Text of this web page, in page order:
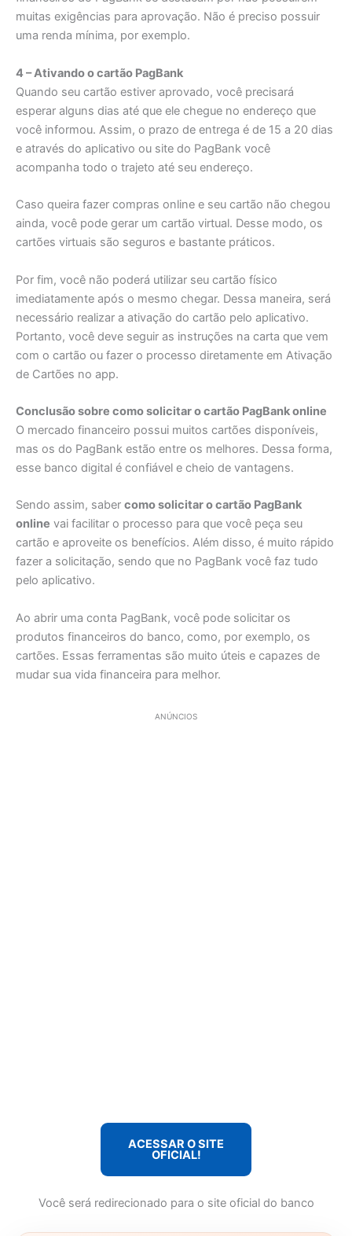
muitas exigências para aprovação. Não é preciso possuir
uma renda mínima, por exemplo.
4 – Ativando o cartão PagBank
Quando seu cartão estiver aprovado, você precisará
esperar alguns dias até que ele chegue no endereço que
você informou. Assim, o prazo de entrega é de 15 a 20 dias
e através do aplicativo ou site do PagBank você
acompanha todo o trajeto até seu endereço.
Caso queira fazer compras online e seu cartão não chegou
ainda, você pode gerar um cartão virtual. Desse modo, os
cartões virtuais são seguros e bastante práticos.
Por fim, você não poderá utilizar seu cartão físico
imediatamente após o mesmo chegar. Dessa maneira, será
necessário realizar a ativação do cartão pelo aplicativo.
Portanto, você deve seguir as instruções na carta que vem
com o cartão ou fazer o processo diretamente em Ativação
de Cartões no app.
Conclusão sobre como solicitar o cartão PagBank online
O mercado financeiro possui muitos cartões disponíveis,
mas os do PagBank estão entre os melhores. Dessa forma,
esse banco digital é confiável e cheio de vantagens.
Sendo assim, saber como solicitar o cartão PagBank
online vai facilitar o processo para que você peça seu
cartão e aproveite os benefícios. Além disso, é muito rápido
fazer a solicitação, sendo que no PagBank você faz tudo
pelo aplicativo.
Ao abrir uma conta PagBank, você pode solicitar os
produtos financeiros do banco, como, por exemplo, os
cartões. Essas ferramentas são muito úteis e capazes de
mudar sua vida financeira para melhor.
ANÚNCIOS
ACESSAR O SITE
OFICIAL!
Você será redirecionado para o site oficial do banco